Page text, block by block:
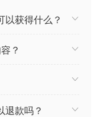
b
o
以获得什么？
？
退款吗？